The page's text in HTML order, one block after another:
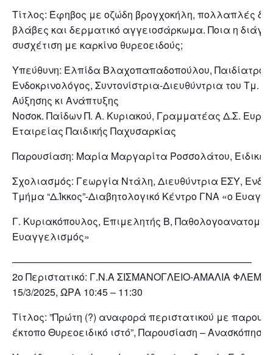
Τίτλος: Έφηβος με οζώδη βρογχοκήλη, πολλαπλές
βλάβες και δερματικό αγγειοσάρκωμα. Ποια η
συσχέτιση με καρκίνο θυρεοειδούς;
Υπεύθυνη: Ελπίδα Βλαχοπαπαδοπούλου, Παιδίατρος-
Ενδοκρινολόγος, Συντονίστρια-Διευθύντρια του Τμ.
Αύξησης κι Ανάπτυξης
Νοσοκ. Παίδων Π. Α. Κυριακού, Γραμματέας Δ.Σ.
Εταιρείας Παιδικής Παχυσαρκίας
Παρουσίαση: Μαρία Μαργαρίτα Ροσσολάτου,
Σχολιασμός: Γεωργία Ντάλη, Διευθύντρια ΕΣΥ,
Τμήμα “Δ.Ίκκος”-Διαβητολογικό Κέντρο ΓΝΑ «ο
Γ. Κυριακόπουλος, Επιμελητής Β,
Ευαγγελισμός»
————————————————————————–
2o Περιστατικό: Γ.Ν.Α ΣΙΣΜΑΝΟΓΛΕΙΟ-ΑΜΑΛΙΑ
15/3/2025, ΩΡΑ 10:45 – 11:30
Τίτλος: ”Πρώτη (?) αναφορά περιστατικού με
έκτοπο Θυρεοειδικό ιστό”, Παρουσίαση –